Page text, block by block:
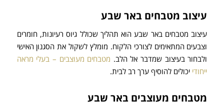
עיצוב מטבחים באר שבע
עיצוב מטבחים באר שבע הוא תהליך שכולל גיוס רעיונות, חומרים
וצבעים המתאימים לצורכי הלקוח. מומלץ לשקול את הסגנון האישי
ולבחור בעיצוב שמדבר אל הלב. מטבחים מעוצבים – בעלי מראה
ייחודי יכולים להוסיף ערך רב לבית.
מטבחים מעוצבים באר שבע